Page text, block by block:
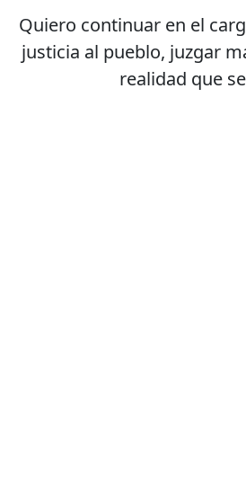
Quiero continuar en el
justicia al pueblo, juzgar
realidad que